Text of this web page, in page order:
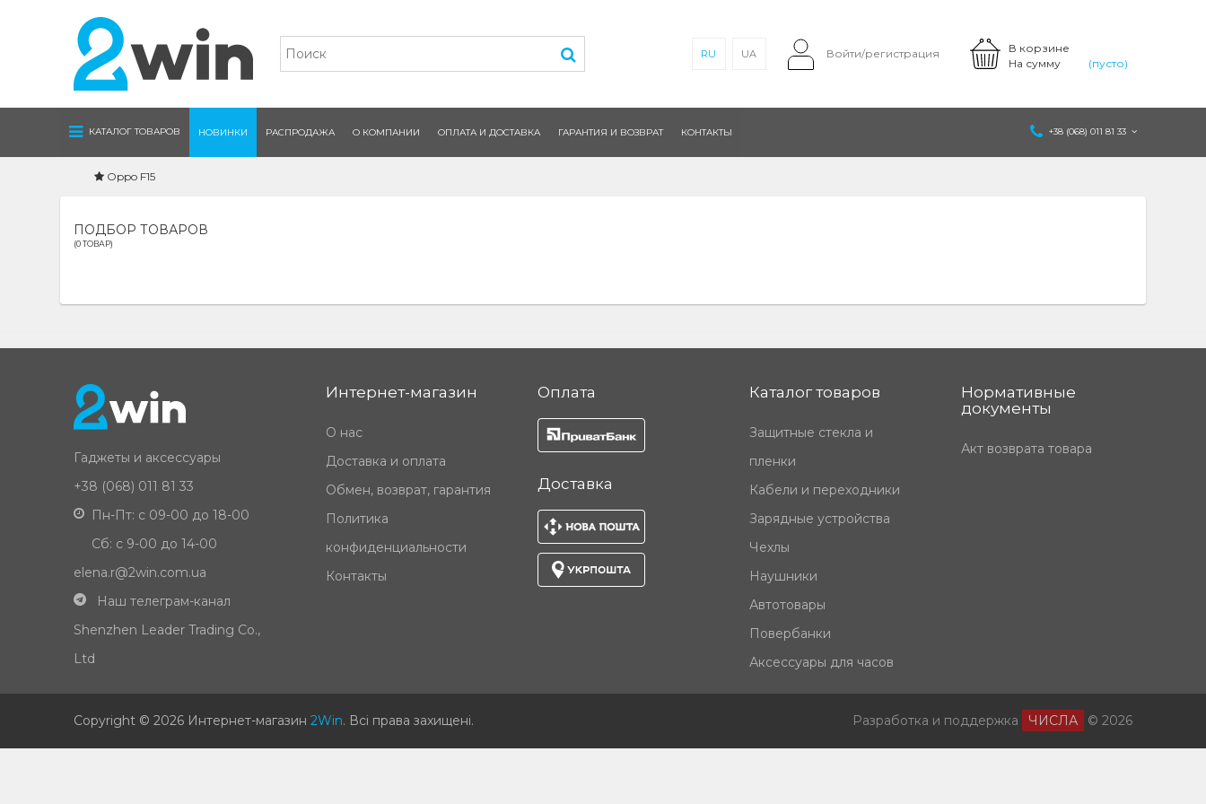
В корзине
На сумму
(пусто)
RU UA Войти/регистрация
КАТАЛОГ ТОВАРОВ НОВИНКИ РАСПРОДАЖА О КОМПАНИИ ОПЛАТА И ДОСТАВКА ГАРАНТИЯ И ВОЗВРАТ КОНТАКТЫ +38 (068) 011 81 33
Oppo F15
ПОДБОР ТОВАРОВ
(0 ТОВАР)
Гаджеты и аксессуары
+38 (068) 011 81 33
Пн-Пт: с 09-00 до 18-00
Сб: с 9-00 до 14-00
elena.r@2win.com.ua
Наш телеграм-канал
Shenzhen Leader Trading Co.,
Ltd
Интернет-магазин
О нас
Доставка и оплата
Обмен, возврат, гарантия
Политика
конфиденциальности
Контакты
Оплата
Доставка
Каталог товаров
Защитные стекла и
пленки
Кабели и переходники
Зарядные устройства
Чехлы
Наушники
Автотовары
Повербанки
Аксессуары для часов
Нормативные
документы
Акт возврата товара
Copyright © 2026 Интернет-магазин2Win. Всі права захищені. Разработка и поддержка ЧИСЛА © 2026